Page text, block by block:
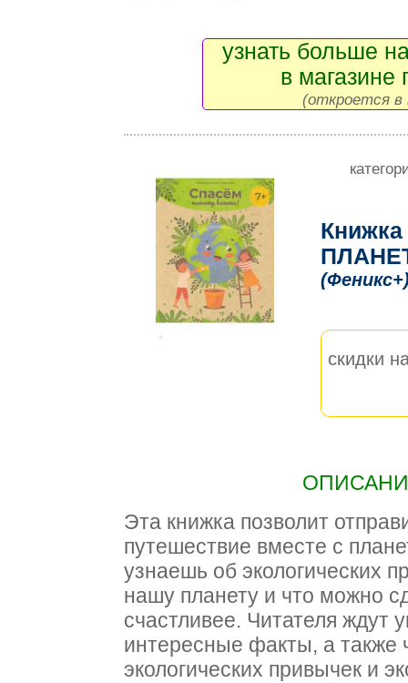
узнать больше
в магазине
(откроется в
скидки
Эта книжка позволит
путешествие вместе с
узнаешь об экологических
нашу планету и что можно
счастливее. Читателя ждут
интересные факты, а также
экологических привычек и